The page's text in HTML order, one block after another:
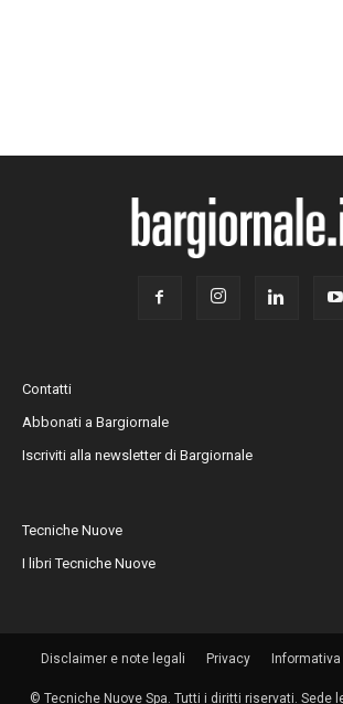
Contatti
Abbonati a Bargiornale
Iscriviti alla newsletter di Bargiornale
Tecniche Nuove
I libri Tecniche Nuove
Disclaimer e note legali Privacy
© Tecniche Nuove Spa. Tutti i diritti riservati. Sede